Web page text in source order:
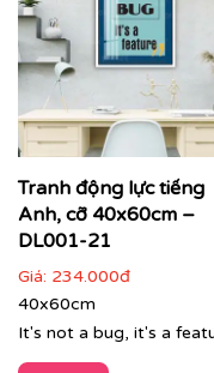
Printek thi công
Các dòng sản phẩm
Tranh động lực &
cảm hứng, những
thiết kế với phong
Đây là giải pháp
việc, gắn kết đội ngũ
chung mỗi ngày.
Tranh động lực tiếng
Anh, cỡ 40x60cm –
DL001-21
Giá: 234.000đ
40x60cm
It's not a bug, it's a